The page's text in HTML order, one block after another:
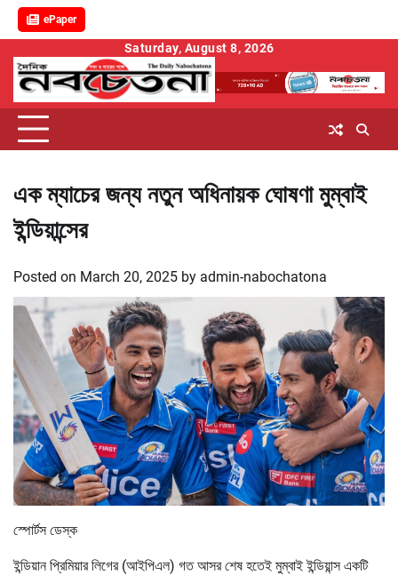
ePaper
content
Saturday, August 8, 2026
এক ম্যাচের জন্য নতুন অধিনায়ক ঘোষণা মুম্বাই
ইন্ডিয়ান্সের
Posted on March 20, 2025 by admin-nabochatona
স্পোর্টস ডেস্ক
ইন্ডিয়ান প্রিমিয়ার লিগের (আইপিএল) গত আসর শেষ হতেই মুম্বাই ইন্ডিয়ান্স একটি